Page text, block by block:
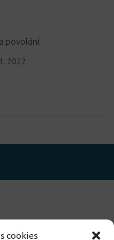
cookies
povolání
2022